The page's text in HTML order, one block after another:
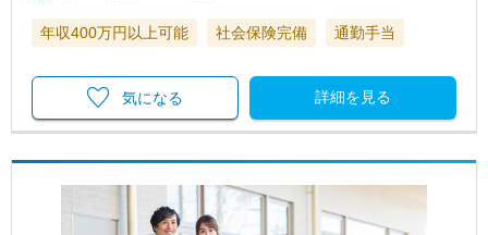
年収400万円以上可能 社会保険完備 通勤手当
詳細を見る
気になる